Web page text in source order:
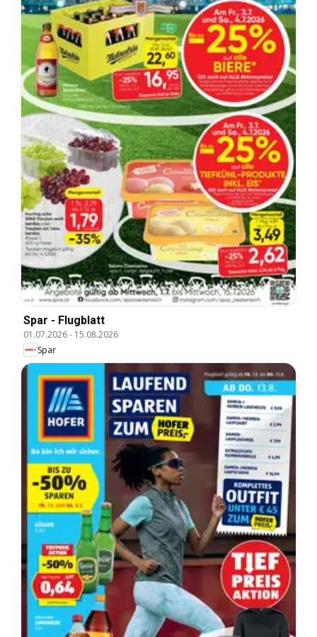
Spar - Flugblatt
01.07.2026- 15.08.2026
Spar